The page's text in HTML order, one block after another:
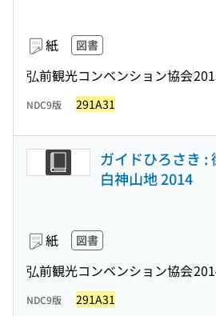
紙 図書
弘前観光コンベンション協会
NDC9版 291A31
ガイドひろさき :
白神山地 2014
紙 図書
弘前観光コンベンション協会
NDC9版 291A31